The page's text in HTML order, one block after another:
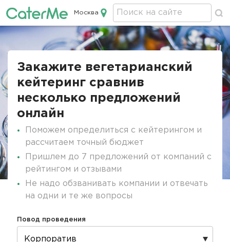
Кейтеринг в Москве
Москва
Закажите вегетарианский
кейтеринг сравнив
несколько предложений
онлайн
Поможем определиться с кейтерингом и
рассчитаем точный бюджет
Пришлем до 7 предложений от компаний с
рейтингом и отзывами
Не надо обзванивать компании и отвечать
на одни и те же вопросы
Повод проведения